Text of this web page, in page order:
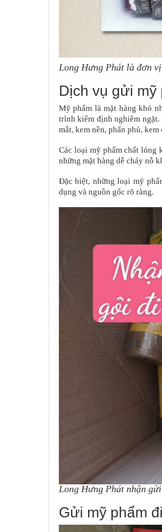
Long Hưng Phát là đơn
Dịch vụ gửi mỹ
Mỹ phẩm là mặt hàng khó
trình kiểm định nghiêm ngặt.
mắt, kem nền, phấn phủ,
Các loại mỹ phẩm chất lỏng
những mặt hàng dễ cháy nỗ
Đặc biệt, những loại mỹ
dụng và nguồn gốc rõ ràng.
Long Hưng Phát nhận
Gửi mỹ phẩm